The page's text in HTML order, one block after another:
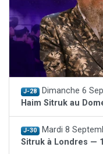
J-28 Dimanche 6
Haim Sitruk au
J-30 Mardi 8
Sitruk à Londres —